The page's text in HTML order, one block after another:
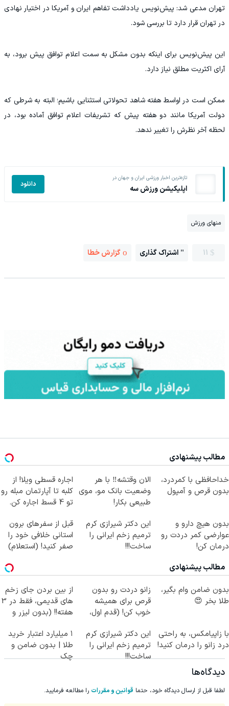
تهران مدعی شد: پیش‌نویس یادداشت تفاهم ایران و آمریکا در اختیار نهادی
در تهران قرار دارد تا بررسی شود.
این پیش‌نویس برای اینکه بدون مشکل به سمت اعلام توافق پیش برود، به
آرای اکثریت مطلق نیاز دارد.
ممکن است در اواسط هفته شاهد تحولاتی استثنایی باشیم؛ البته به شرطی که
دولت آمریکا مانند دو هفته پیش که تشریفات اعلام توافق آماده بود، در
لحظه آخر نظرش را تغییر ندهد.
تازه‌ترین اخبار ورزشی ایران و جهان در
اپلیکیشن ورزش سه دانلود
منهای ورزش
11 اشتراک گذاری گزارش خطا
مطالب پیشنهادی
خداحافظی با کمردرد،
بدون قرص و آمپول
الان وقتشه‼️ با هر
وضعیت بانک مو، موی
طبیعی بکار!
اجاره‌ قسطی ویلا! از
کلبه تا آپارتمان مبله رو
تو 4 قسط اجاره کن.
بدون هیچ دارو و
عوارضی کمر دردت رو
درمان کن!
این دکتر شیرازی کرم
ترمیم زخم ایرانی را
ساخت!!!
قبل از سفرهای برون
استانی خلافی خود را
صفر کنید! (استعلام)
مطالب پیشنهادی
بدون ضامن وام بگیر،
طلا بخر 😍
زانو دردت رو بدون
قرص برای همیشه
خوب کن! (قدم اول،
از بین بردن جای زخم
های قدیمی، فقط در 3
هفته!! (بدون لیزر و
با زاپیامکس، به راحتی
درد زانو را درمان کنید!
این دکتر شیرازی کرم
ترمیم زخم ایرانی را
ساخت!!!
۱ میلیارد اعتبار خرید
طلا | بدون ضامن و
چک
دیدگاه‌ها
لطفا قبل از ارسال دیدگاه خود، حتما قوانین و مقررات را مطالعه فرمایید.